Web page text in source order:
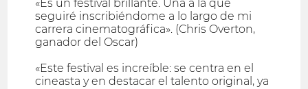
«Es un festival brillante. Una a la que
seguiré inscribiéndome a lo largo de mi
carrera cinematográfica». (Chris Overton,
ganador del Oscar)
«Este festival es increíble: se centra en el
cineasta y en destacar el talento original, ya